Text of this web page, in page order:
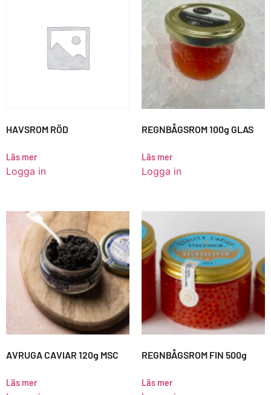
HAVSROM RÖD
Läs mer
Logga in
REGNBÅGSROM 100g GLAS
Läs mer
Logga in
AVRUGA CAVIAR 120g MSC
Läs mer
REGNBÅGSROM FIN 500g
Läs mer